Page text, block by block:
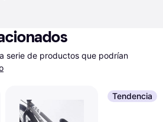
serie de productos que podrían
Tendencia